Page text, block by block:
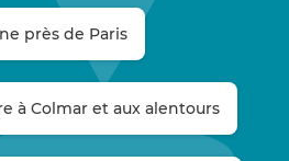
près de Paris
à Colmar et aux alentours